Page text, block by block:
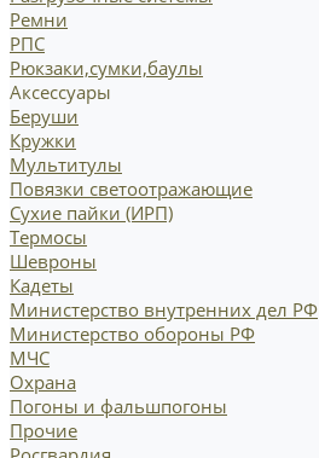
Ремни
РПС
Рюкзаки,сумки,баулы
Аксессуары
Беруши
Кружки
Мультитулы
Повязки светоотражающие
Сухие пайки (ИРП)
Термосы
Шевроны
Кадеты
Министерство внутренних дел РФ
Министерство обороны РФ
МЧС
Охрана
Погоны и фальшпогоны
Прочие